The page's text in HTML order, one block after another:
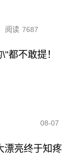
阅读 7687
都不敢提！
08-07
漂亮终于知疼